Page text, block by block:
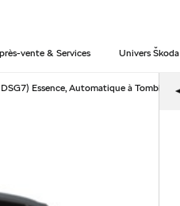
vente & Services Univers Škoda
Essence, Automatique à Tomblaine